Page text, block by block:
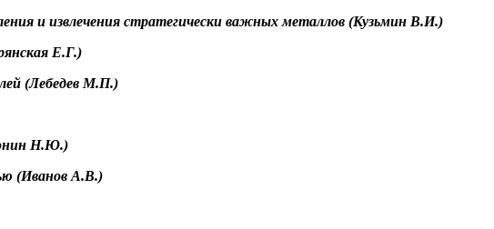
и извлечения стратегически важных металлов (Кузьмин В.И.)
Е.Г.)
(Лебедев М.П.)
Н.Ю.)
(Иванов А.В.)